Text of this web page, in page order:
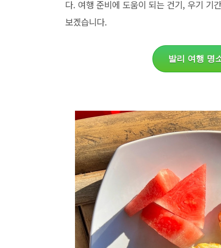
다. 여행 준비에 도움이 되는 건기, 우기
보겠습니다.
발리 여행 명